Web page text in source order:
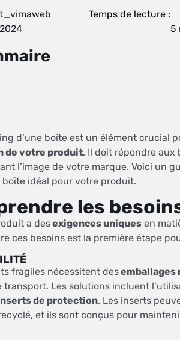
Temps de lecture :
d’une boîte est un élément crucial
de votre produit. Il doit répondre
l’image de votre marque. Voici un
boîte idéal pour votre produit.
les
a desexigences uniques en
ces besoins est la première étape
fragiles nécessitent desemballages
transport. Les solutions incluent
de protection. Les inserts
et ils sont conçus pour